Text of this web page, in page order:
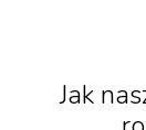
Jak